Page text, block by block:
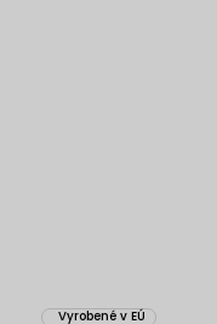
Vyrobené v EÚ